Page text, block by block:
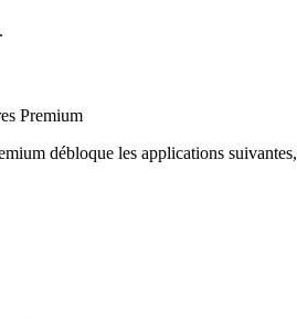
Premium
débloque les applications